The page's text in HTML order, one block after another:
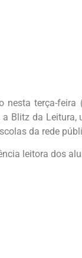
nesta terça-feira
Blitz da Leitura,
da rede
leitora dos